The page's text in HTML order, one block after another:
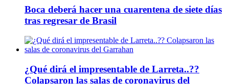
Boca deberá hacer una cuarentena de siete días
tras regresar de Brasil
¿Qué dirá el impresentable de Larreta..??
Colapsaron las salas de coronavirus del